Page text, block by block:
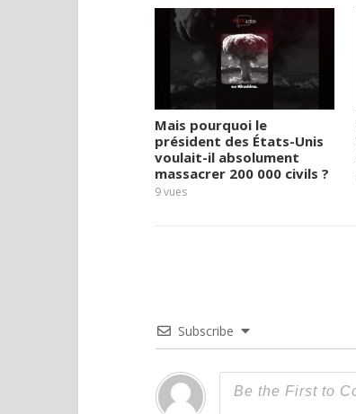
Mais pourquoi le
président des États-Unis
voulait-il absolument
massacrer 200 000 civils ?
9vues
Subscribe